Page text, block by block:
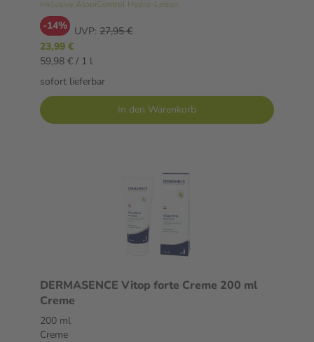
inklusive AtopiControl Hydro-Lotion
-14% UVP: 27,95 €
23,99 €
59,98 € / 1 l
sofort lieferbar
In den Warenkorb
DERMASENCE Vitop forte Creme 200 ml
Creme
200 ml
Creme